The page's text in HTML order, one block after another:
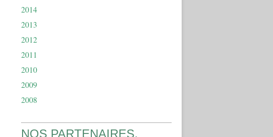
2014
2013
2012
2011
2010
2009
2008
NOS PARTENAIRES,